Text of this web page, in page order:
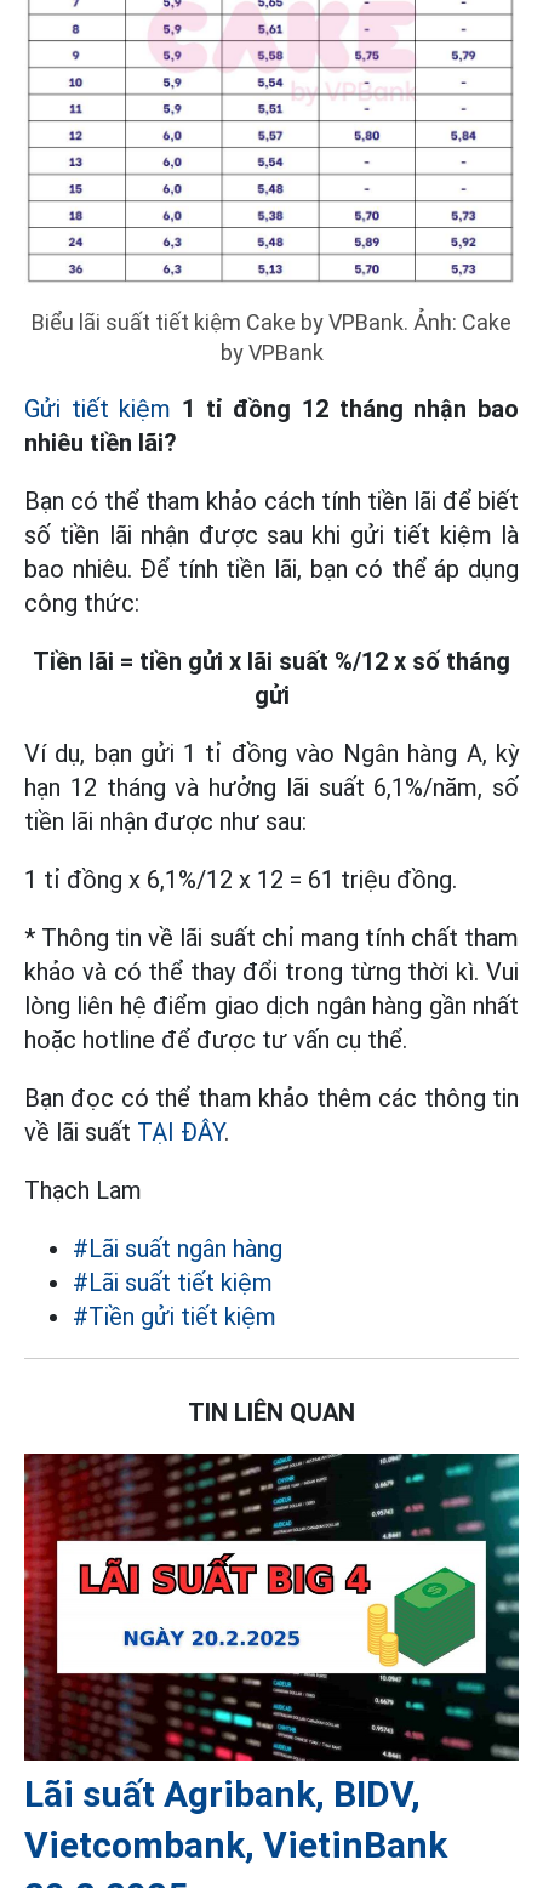
Biểu lãi suất tiết kiệm Cake by VPBank. Ảnh: Cake
by VPBank
Gửi tiết kiệm 1 tỉ đồng 12 tháng nhận bao
nhiêu tiền lãi?
Bạn có thể tham khảo cách tính tiền lãi để biết
số tiền lãi nhận được sau khi gửi tiết kiệm là
bao nhiêu. Để tính tiền lãi, bạn có thể áp dụng
công thức:
Tiền lãi = tiền gửi x lãi suất %/12 x số tháng
gửi
Ví dụ, bạn gửi 1 tỉ đồng vào Ngân hàng A, kỳ
hạn 12 tháng và hưởng lãi suất 6,1%/năm, số
tiền lãi nhận được như sau:
1 tỉ đồng x 6,1%/12 x 12 = 61 triệu đồng.
* Thông tin về lãi suất chỉ mang tính chất tham
khảo và có thể thay đổi trong từng thời kì. Vui
lòng liên hệ điểm giao dịch ngân hàng gần nhất
hoặc hotline ‎để được tư vấn cụ thể.
Bạn đọc có thể tham khảo thêm các thông tin
về lãi suất TẠI ĐÂY.
Thạch Lam
#Lãi suất ngân hàng
#Lãi suất tiết kiệm
#Tiền gửi tiết kiệm
TIN LIÊN QUAN
Lãi suất Agribank, BIDV,
Vietcombank, VietinBank